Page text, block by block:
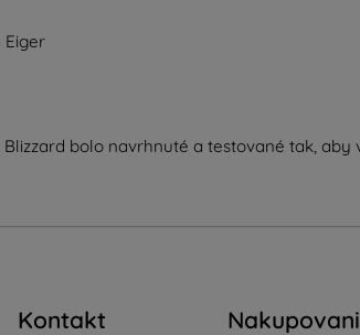
Eiger
Blizzard bolo navrhnuté a testované tak, aby
Kontakt